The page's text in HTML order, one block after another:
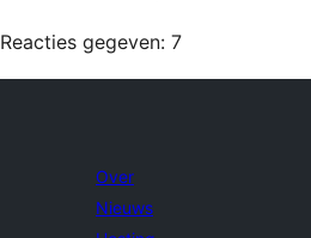
Reacties gegeven: 7
Over
Nieuws